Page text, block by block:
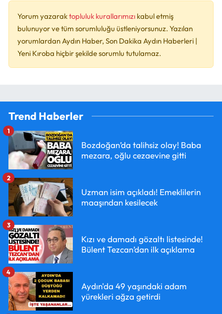
Yorum yazaraktopluluk kurallarımızı kabul etmiş
bulunuyor ve tüm sorumluluğu üstleniyorsunuz. Yazılan
yorumlardan Aydın Haber, Son Dakika Aydın Haberleri |
Yeni Kıroba hiçbir şekilde sorumlu tutulamaz.
Trend Haberler
Bozdoğan’da talihsiz olay! Baba
mezara, oğlu cezaevine gitti
1
Uzman isim açıkladı! Emeklilerin
maaşından kesilecek
2
Kızı ve damadı gözaltı listesinde!
Bülent Tezcan’dan ilk açıklama
3
Aydın'da 49 yaşındaki adam
yürekleri ağza getirdi
4